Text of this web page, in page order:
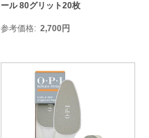
ール 80グリット20枚
参考価格 2,700円